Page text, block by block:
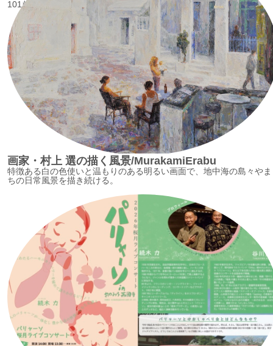
101歳を超えた！
画家・村上 選の描く風景/MurakamiErabu
特徴ある白の色使いと温もりのある明るい画面で、地中海の島々やま
ちの日常風景を描き続ける。